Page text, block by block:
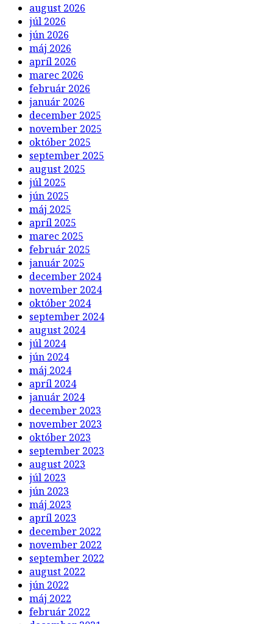
august 2026
júl 2026
jún 2026
máj 2026
apríl 2026
marec 2026
február 2026
január 2026
december 2025
november 2025
október 2025
september 2025
august 2025
júl 2025
jún 2025
máj 2025
apríl 2025
marec 2025
február 2025
január 2025
december 2024
november 2024
október 2024
september 2024
august 2024
júl 2024
jún 2024
máj 2024
apríl 2024
január 2024
december 2023
november 2023
október 2023
september 2023
august 2023
júl 2023
jún 2023
máj 2023
apríl 2023
december 2022
november 2022
september 2022
august 2022
jún 2022
máj 2022
február 2022